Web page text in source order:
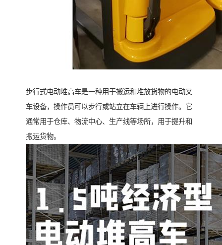
步行式电动堆高车是一种用于搬运和堆放货物的电动叉
车设备，操作员可以步行或站立在车辆上进行操作。它
通常用于仓库、物流中心、生产线等场所，用于提升和
搬运货物。